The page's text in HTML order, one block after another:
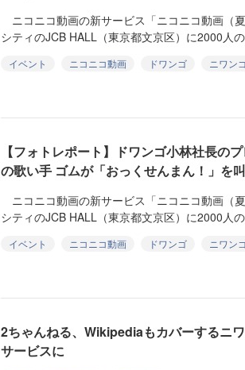
ニコニコ動画の新サービス「ニコニコ動画（
シティのJCB HALL（東京都文京区）に2000人
イベント ニコニコ動画 ドワンゴ ニワン
【フォトレポート】ドワンゴ小林社長
の歌い手 ゴムが「おっくせんまん！」を
ニコニコ動画の新サービス「ニコニコ動画（
シティのJCB HALL（東京都文京区）に2000人
イベント ニコニコ動画 ドワンゴ ニワン
2ちゃんねる、Wikipediaもカバーするニ
サービスに